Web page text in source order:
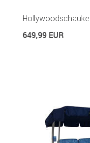
649,99 EUR